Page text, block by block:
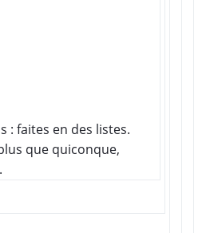
: faites en des listes.
que quiconque,